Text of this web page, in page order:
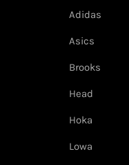
Adidas
Asics
Brooks
Head
Hoka
Lowa